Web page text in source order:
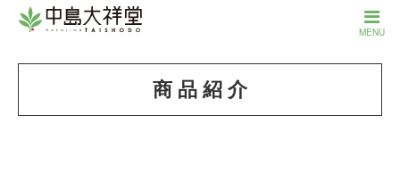
MENU
商 品 紹 介